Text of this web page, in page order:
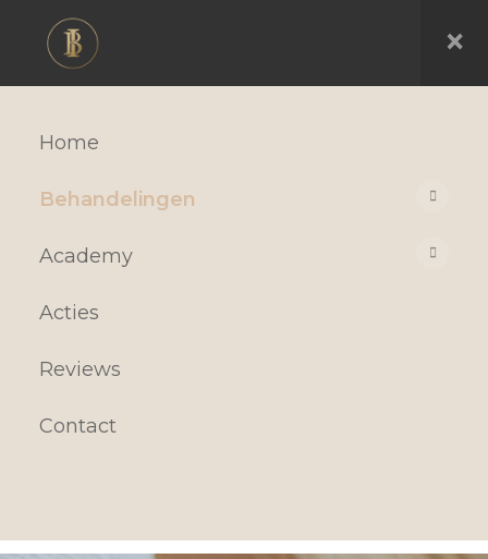
×
Home
Behandelingen
Academy
Acties
Reviews
Contact